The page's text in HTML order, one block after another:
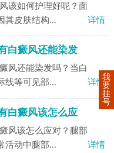
该如何护理好呢？面
其皮肤结构...
详情
白癜风还能染发
风还能染发吗？当白
线等可见部...
详情
白癜风该怎么应
风该怎么应对？腿部
活动中腿部...
详情
我
要
挂
号